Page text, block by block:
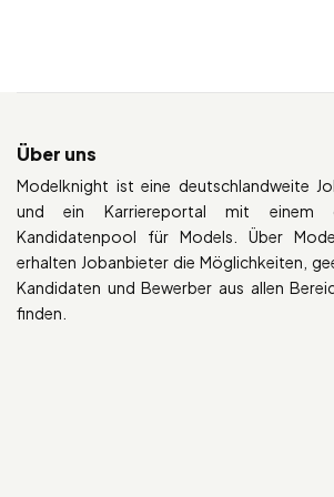
Über uns
Modelknight ist eine deutschlandweite
und ein Karriereportal mit einem
Kandidatenpool für Models. Über
erhalten Jobanbieter die Möglichkeiten,
Kandidaten und Bewerber aus allen
finden.